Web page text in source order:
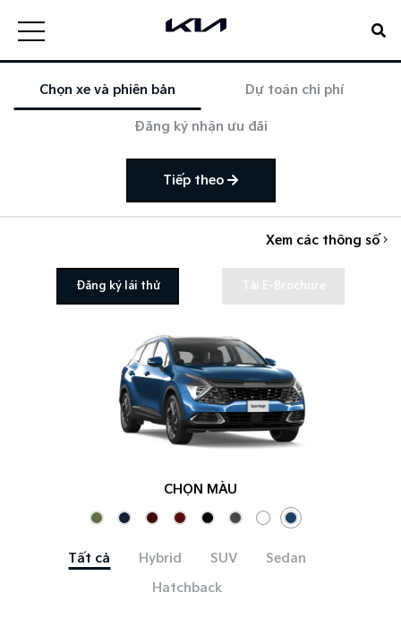
Chọn xe và phiên bản Dự toán chi phí
Đăng ký nhận ưu đãi
Tiếp theo
Xem các thông số
Đăng ký lái thử Tải E-Brochure
CHỌN MÀU
Tất cả Hybrid SUV
Sedan
Hatchback